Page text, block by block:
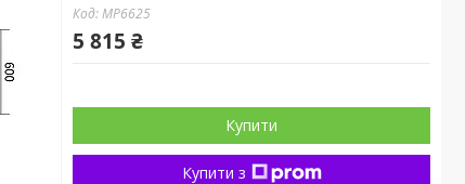
Код:MP6625
5 815 ₴
Купити
Купити з